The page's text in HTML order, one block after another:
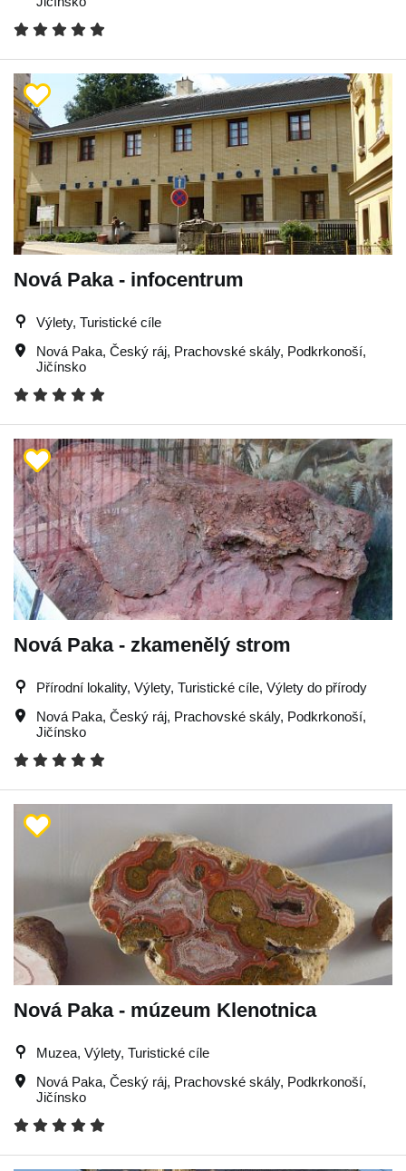
Nová Paka - infocentrum
Výlety, Turistické cíle
Nová Paka, Český ráj, Prachovské skály, Podkrkonoší,
Jičínsko
Nová Paka - zkamenělý strom
Přírodní lokality, Výlety, Turistické cíle, Výlety do přírody
Nová Paka, Český ráj, Prachovské skály, Podkrkonoší,
Jičínsko
Nová Paka - múzeum Klenotnica
Muzea, Výlety, Turistické cíle
Nová Paka, Český ráj, Prachovské skály, Podkrkonoší,
Jičínsko